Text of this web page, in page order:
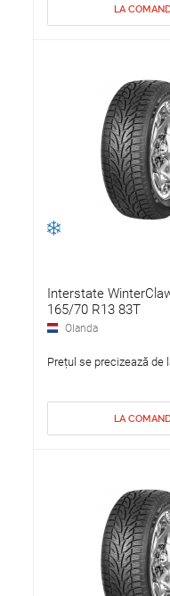
LA
Interstate
165/70 R13 83T
Olanda
Prețul se precizează de
LA